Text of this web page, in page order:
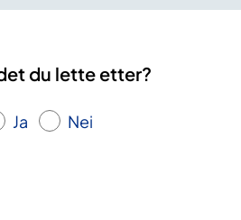
du lette etter?
Ja Nei